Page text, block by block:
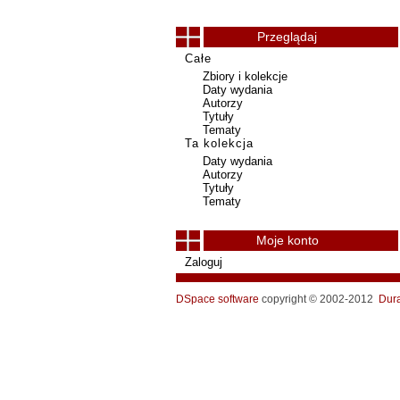
Przeglądaj
Całe
Zbiory i kolekcje
Daty wydania
Autorzy
Tytuły
Tematy
Ta kolekcja
Daty wydania
Autorzy
Tytuły
Tematy
Moje konto
Zaloguj
DSpace software copyright © 2002-2012